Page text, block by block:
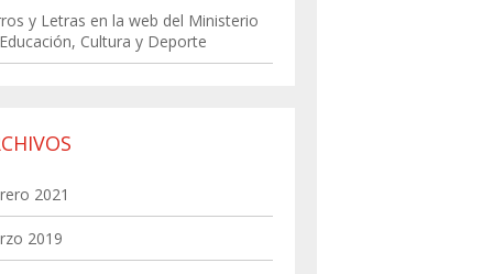
y Letras en la web del Ministerio
Cultura y Deporte
2021
2019